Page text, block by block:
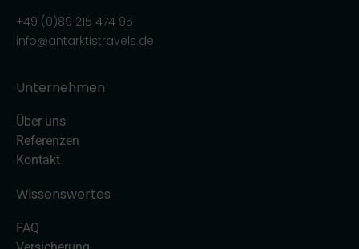
+49 (0)89 215 474 95
info@antarktistravels.de
Unternehmen
Über uns
Referenzen
Kontakt
Wissenswertes
FAQ